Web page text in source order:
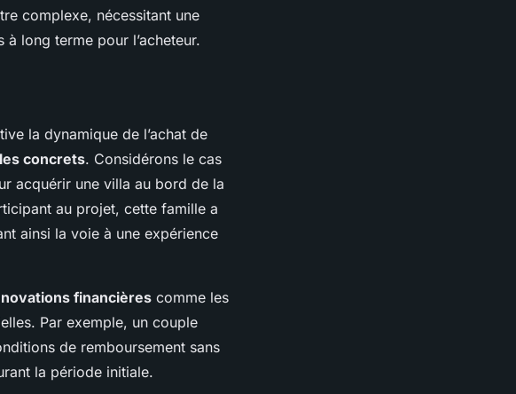
complexe, nécessitant une
long terme pour l’acheteur.
la dynamique de l’achat de
concrets. Considérons le cas
acquérir une villa au bord de la
au projet, cette famille a
ainsi la voie à une expérience
financières comme les
Par exemple, un couple
de remboursement sans
la période initiale.